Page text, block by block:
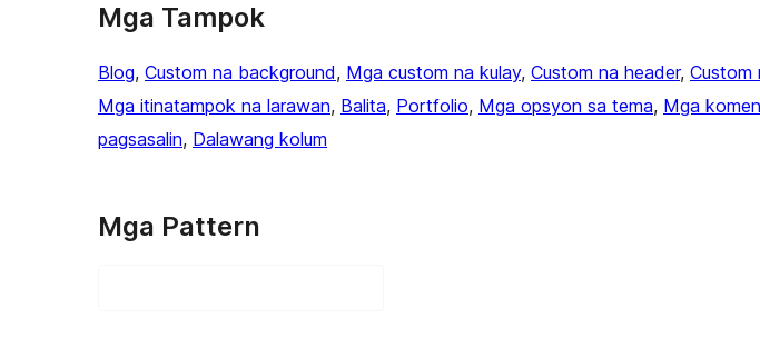
Mga Tampok
Blog, Custom na background, Mga custom na kulay, Custom na header, Custom
Mga itinatampok na larawan, Balita, Portfolio, Mga opsyon sa tema, Mga
pagsasalin, Dalawang kolum
Mga Pattern